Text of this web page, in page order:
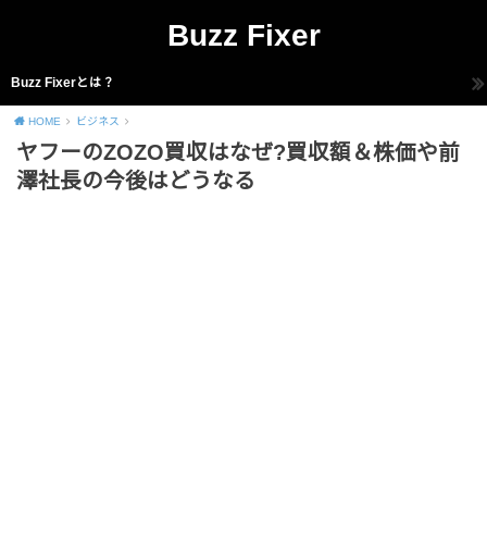
Buzz Fixer
Buzz Fixerとは？
HOME ビジネス
ヤフーのZOZO買収はなぜ?買収額＆株価や前
澤社長の今後はどうなる